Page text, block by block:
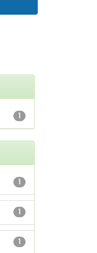
1
1
1
1